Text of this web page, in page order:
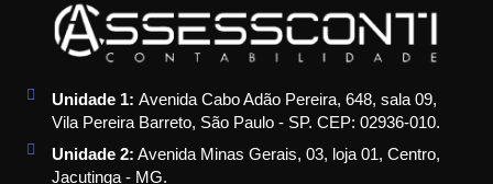
Unidade 1: Avenida Cabo Adão Pereira, 648, sala 09,
Vila Pereira Barreto, São Paulo - SP. CEP: 02936-010.
Unidade 2: Avenida Minas Gerais, 03, loja 01, Centro,
Jacutinga - MG.